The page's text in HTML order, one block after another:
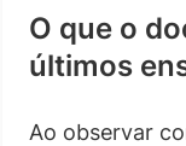
O que o
últimos
Ao observar